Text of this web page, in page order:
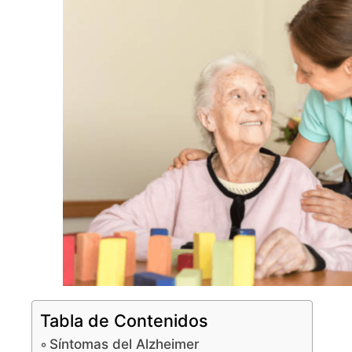
Tabla de Contenidos
Síntomas del Alzheimer